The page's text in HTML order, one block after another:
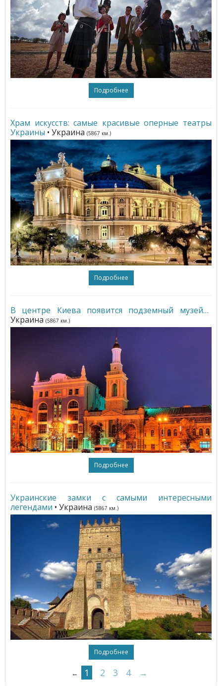
Подробнее
Храм искусств: самые красивые оперные театры
Украины • Украина (5867 км.)
Подробнее
В центре Киева появится подземный музей
Украина (5867 км.)
Подробнее
Украинские замки с самыми интересными
легендами • Украина (5867 км.)
Подробнее
← 1 2 3 4 →